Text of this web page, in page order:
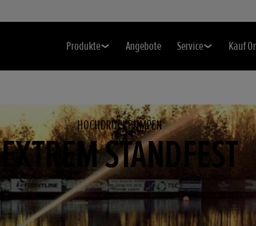
Produkte Angebote Service Kauf
HOCHDRUCKPUMPEN
EXTREM STANDFEST